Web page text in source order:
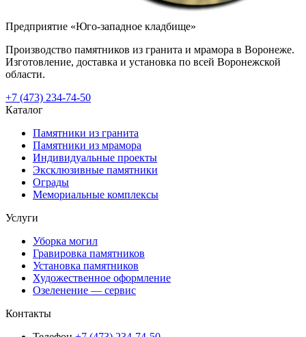
Предприятие «Юго-западное кладбище»
Производство памятников из гранита и мрамора в Воронеже.
Изготовление, доставка и установка по всей Воронежской
области.
+7 (473) 234-74-50
Каталог
Памятники из гранита
Памятники из мрамора
Индивидуальные проекты
Эксклюзивные памятники
Ограды
Мемориальные комплексы
Услуги
Уборка могил
Гравировка памятников
Установка памятников
Художественное оформление
Озеленение — сервис
Контакты